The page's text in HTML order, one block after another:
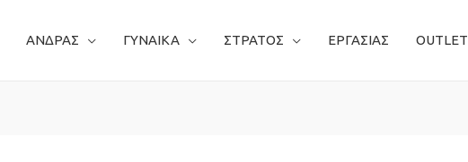
ΑΝΔΡΑΣ ΓΥΝΑΙΚΑ ΣΤΡΑΤΟΣ ΕΡΓΑΣΙΑΣ OUTLET